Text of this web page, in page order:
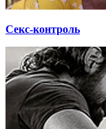
Секс-контроль